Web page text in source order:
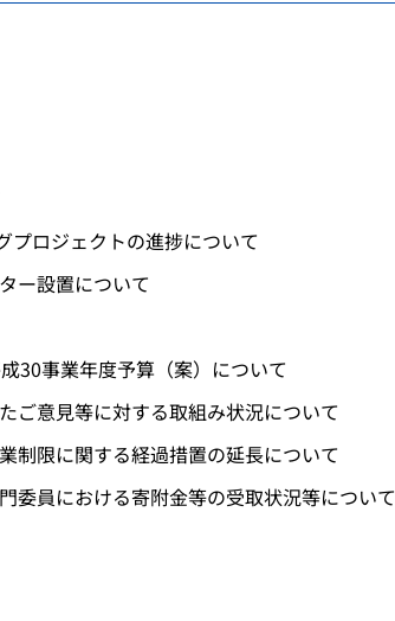
プロジェクトの進捗について
ー設置について
30事業年度予算（案）について
ご意見等に対する取組み状況について
制限に関する経過措置の延長について
委員における寄附金等の受取状況等について